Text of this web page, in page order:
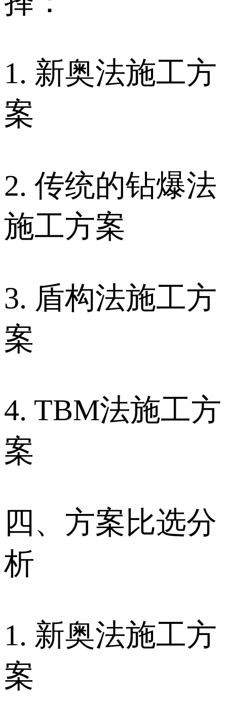
1. 新奥法施工方
案
2. 传统的钻爆法
施工方案
3. 盾构法施工方
案
4. TBM法施工方
案
四、方案比选分
析
1. 新奥法施工方
案